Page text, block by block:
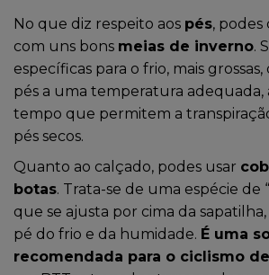
No que diz respeito aos pés,
com uns bons meias de inverno.
específicas para o frio, mais
pés a uma temperatura adequada,
tempo que permitem a
pés secos.
Quanto ao calçado, podes usar
botas. Trata-se de uma espécie de
que se ajusta por cima da
pé do frio e da humidade. É uma
recomendada para o ciclismo